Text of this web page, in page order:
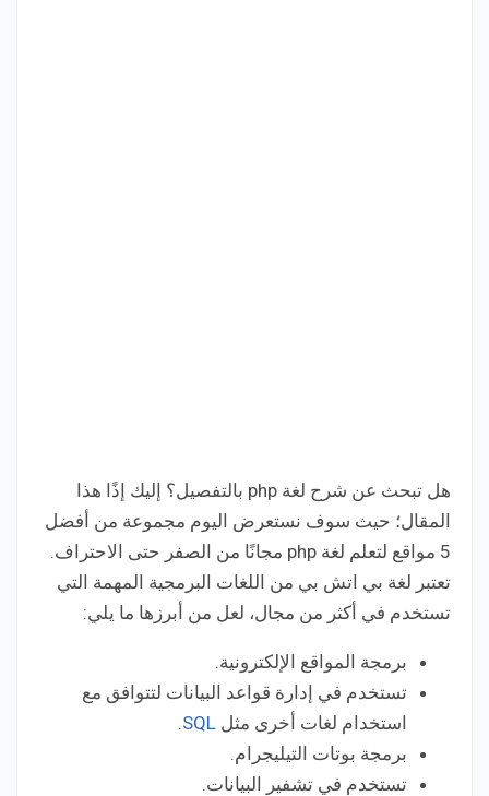
هل تبحث عن شرح لغة php بالتفصيل؟ إليك إذًا هذا
المقال؛ حيث سوف نستعرض اليوم مجموعة من أفضل
5 مواقع لتعلم لغة php مجانًا من الصفر حتى الاحتراف.
تعتبر لغة بي اتش بي من اللغات البرمجية المهمة التي
تستخدم في أكثر من مجال، لعل من أبرزها ما يلي:
برمجة المواقع الإلكترونية.
تستخدم في إدارة قواعد البيانات لتتوافق مع
استخدام لغات أخرى مثل SQL
.
برمجة بوتات التيليجرام.
تستخدم في تشفير البيانات.